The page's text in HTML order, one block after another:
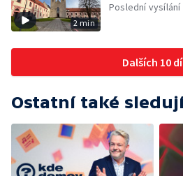
2 min
Poslední vysílání
Dalších 10
Ostatní také